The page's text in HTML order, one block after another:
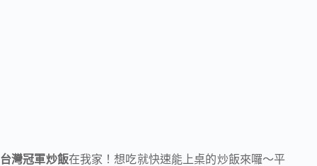
台灣冠軍炒飯在我家！想吃就快速能上桌的炒飯來囉～平